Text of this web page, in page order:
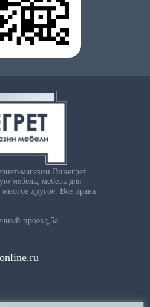
магазин Винегрет
мебель, мебель для
другое. Все права
проезд,5а.